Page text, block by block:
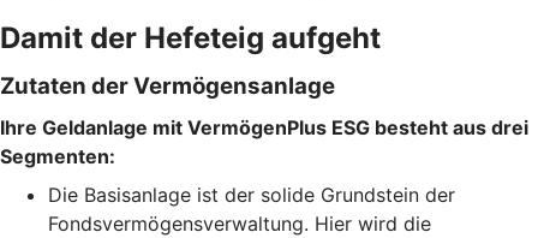
Damit der Hefeteig aufgeht
Zutaten der Vermögensanlage
Ihre Geldanlage mit VermögenPlus ESG besteht aus drei
Segmenten:
Die Basisanlage ist der solide Grundstein der
Fondsvermögensverwaltung. Hier wird die